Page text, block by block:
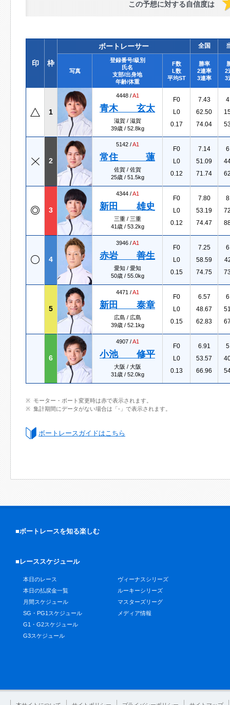
この予想に対する自信度は
印 枠
ボートレーサー 全国
写真
登録番号/級別
氏名
支部/出身地
年齢/体重
F数
L数
平均ST
勝率
2連率
3連率
2
3
1
4448 /A1
青木 玄太
滋賀 / 滋賀
39歳 / 52.8kg
F0
L0
0.17
7.43
62.50
74.04
2
5142 /A1
常住 蓮
佐賀 / 佐賀
25歳 / 51.5kg
F0
L0
0.12
7.14
51.09
71.74
3
4344 /A1
新田 雄史
三重 / 三重
41歳 / 53.2kg
F0
L0
0.12
7.80
53.19
74.47
4
3946 /A1
赤岩 善生
愛知 / 愛知
50歳 / 55.0kg
F0
L0
0.15
7.25
58.59
74.75
5
4471 /A1
新田 泰章
広島 / 広島
39歳 / 52.1kg
F0
L0
0.15
6.57
48.67
62.83
6
4907 /A1
小池 修平
大阪 / 大阪
31歳 / 52.0kg
F0
L0
0.13
6.91
53.57
66.96
モーター・ボート変更時は赤で表示されます。
集計期間にデータがない場合は「-」で表示されます。
ボートレースガイドはこちら
■ボートレースを知る楽しむ
■レーススケジュール
本日のレース
本日の払戻金一覧
月間スケジュール
SG・PG1スケジュール
G1・G2スケジュール
G3スケジュール
ヴィーナスシリーズ
ルーキーシリーズ
マスターズリーグ
メディア情報